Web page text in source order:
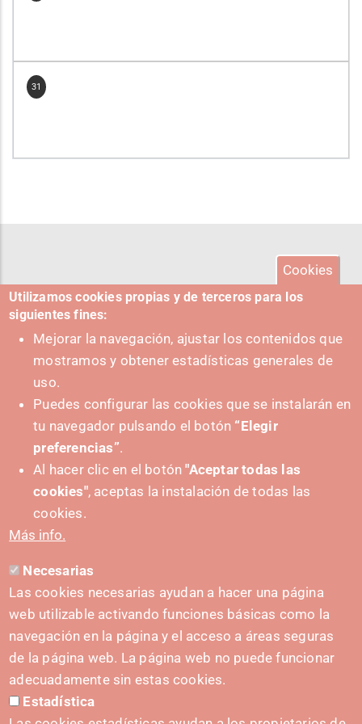
31
SUSTATZAILEA
HARREMANETARAKO
hola@irisnavarra.com
(+34) 628 23 12 32
C. del Sadar, 31006 Pamplona
Harremanetarako formularioa
Prentsa-kita
Cookies
Utilizamos cookies propias y de terceros para los
siguientes fines:
Mejorar la navegación, ajustar los contenidos que
mostramos y obtener estadísticas generales de
uso.
Puedes configurar las cookies que se instalarán en
tu navegador pulsando el botón “Elegir
preferencias”.
Al hacer clic en el botón"Aceptar todas las
cookies", aceptas la instalación de todas las
cookies.
Más info.
Necesarias
Las cookies necesarias ayudan a hacer una página
web utilizable activando funciones básicas como la
navegación en la página y el acceso a áreas seguras
de la página web. La página web no puede funcionar
adecuadamente sin estas cookies.
Estadística